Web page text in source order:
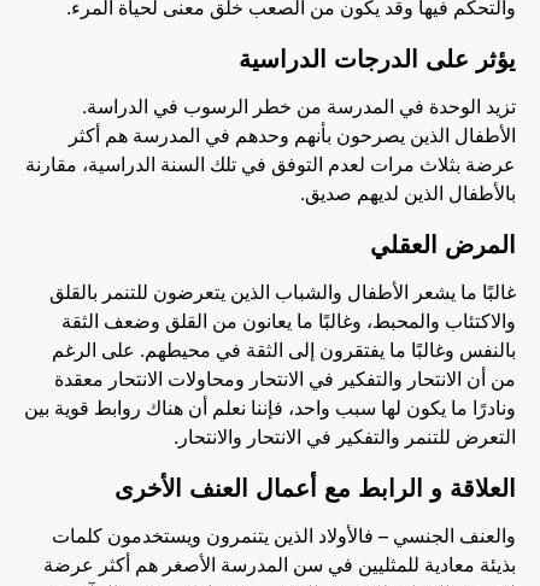
والتحكم فيها وقد يكون من الصعب خلق معنى لحياة المرء.
يؤثر على الدرجات الدراسية
تزيد الوحدة في المدرسة من خطر الرسوب في الدراسة.
الأطفال الذين يصرحون بأنهم وحدهم في المدرسة هم أكثر
عرضة بثلاث مرات لعدم التوفق في تلك السنة الدراسية، مقارنة
بالأطفال الذين لديهم صديق.
المرض العقلي
غالبًا ما يشعر الأطفال والشباب الذين يتعرضون للتنمر بالقلق
والاكتئاب والمحبط، وغالبًا ما يعانون من القلق وضعف الثقة
بالنفس وغالبًا ما يفتقرون إلى الثقة في محيطهم. على الرغم
من أن الانتحار والتفكير في الانتحار ومحاولات الانتحار معقدة
ونادرًا ما يكون لها سبب واحد، فإننا نعلم أن هناك روابط قوية بين
التعرض للتنمر والتفكير في الانتحار والانتحار.
العلاقة و الرابط مع أعمال العنف الأخرى
والعنف الجنسي – فالأولاد الذين يتنمرون ويستخدمون كلمات
بذيئة معادية للمثليين في سن المدرسة الأصغر هم أكثر عرضة